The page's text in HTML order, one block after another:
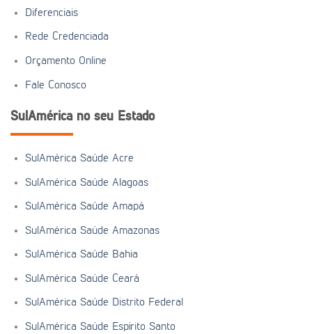
Diferenciais
Rede Credenciada
Orçamento Online
Fale Conosco
SulAmérica no seu Estado
SulAmérica Saúde Acre
SulAmérica Saúde Alagoas
SulAmérica Saúde Amapá
SulAmérica Saúde Amazonas
SulAmérica Saúde Bahia
SulAmérica Saúde Ceará
SulAmérica Saúde Distrito Federal
SulAmérica Saúde Espírito Santo